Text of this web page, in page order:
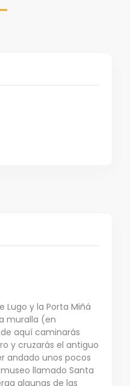
Lugo y la Porta Miñá
muralla (en
aquí caminarás
y cruzarás el antiguo
andado unos pocos
llamado Santa
algunas de las